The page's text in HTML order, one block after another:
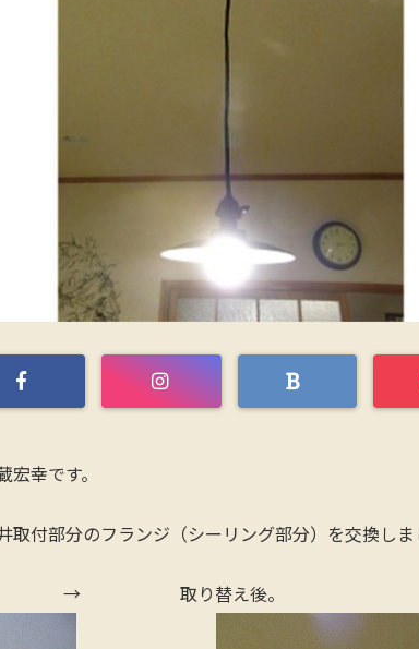
幸です。
取付部分のフランジ（シーリング部分）を交換しま
→ 取り替え後。